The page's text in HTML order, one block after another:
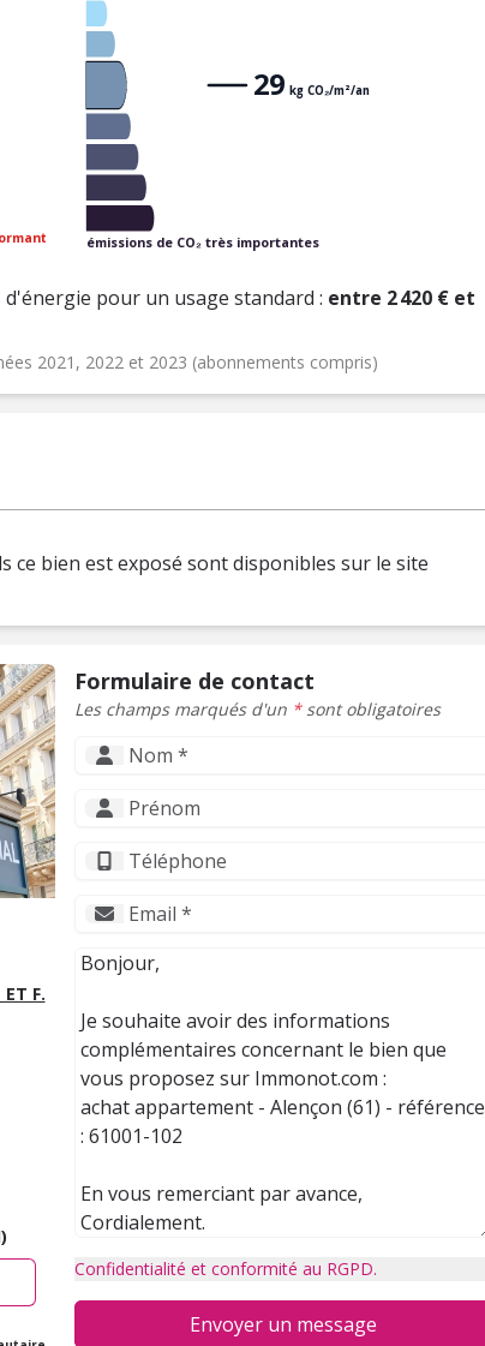
émissions de CO₂ très importantes
29 kg CO₂/m²/an
pour un usage standard : entre 2 420 € et
2021, 2022 et 2023 (abonnements compris)
ce bien est exposé sont disponibles sur le site
F.
Formulaire de contact
Les champs marqués d'un *sont obligatoires
Confidentialité et conformité au RGPD.
Envoyer un message